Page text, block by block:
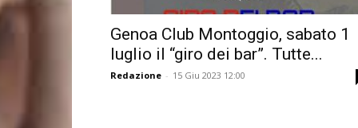
Genoa Club Montoggio, sabato 1
luglio il “giro dei bar”. Tutte...
Redazione - 15 Giu 2023 12:00